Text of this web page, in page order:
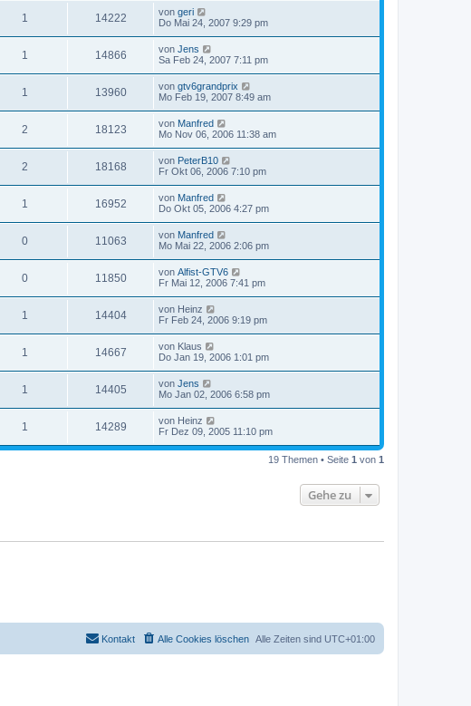
1 14222 von geri
Do Mai 24, 2007 9:29 pm
1 14866 von Jens
Sa Feb 24, 2007 7:11 pm
1 13960 von gtv6grandprix
Mo Feb 19, 2007 8:49 am
2 18123 von Manfred
Mo Nov 06, 2006 11:38 am
2 18168 von PeterB10
Fr Okt 06, 2006 7:10 pm
1 16952 von Manfred
Do Okt 05, 2006 4:27 pm
0 11063 von Manfred
Mo Mai 22, 2006 2:06 pm
0 11850 von Alfist-GTV6
Fr Mai 12, 2006 7:41 pm
1 14404 von Heinz
Fr Feb 24, 2006 9:19 pm
1 14667 von Klaus
Do Jan 19, 2006 1:01 pm
1 14405 von Jens
Mo Jan 02, 2006 6:58 pm
1 14289 von Heinz
Fr Dez 09, 2005 11:10 pm
19 Themen • Seite 1 von 1
Gehe zu
Alle Zeiten sind UTC+01:00
Alle Cookies löschen
Kontakt